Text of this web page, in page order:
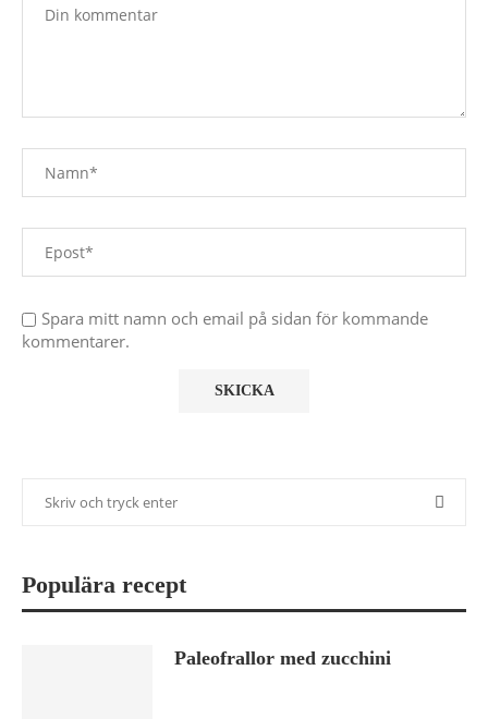
Spara mitt namn och email på sidan för kommande
kommentarer.
Populära recept
Paleofrallor med zucchini